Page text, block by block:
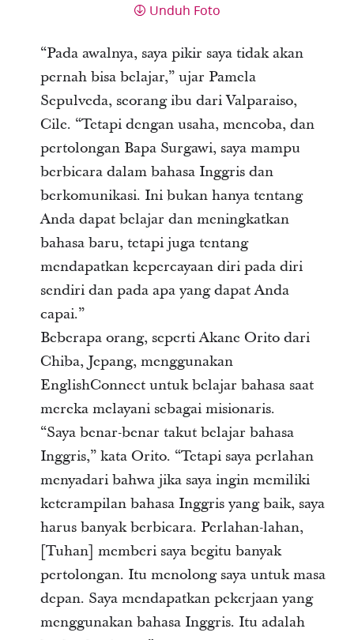
Unduh Foto
“Pada awalnya, saya pikir saya tidak akan
pernah bisa belajar,” ujar Pamela
Sepulveda, seorang ibu dari Valparaiso,
Cile. “Tetapi dengan usaha, mencoba, dan
pertolongan Bapa Surgawi, saya mampu
berbicara dalam bahasa Inggris dan
berkomunikasi. Ini bukan hanya tentang
Anda dapat belajar dan meningkatkan
bahasa baru, tetapi juga tentang
mendapatkan kepercayaan diri pada diri
sendiri dan pada apa yang dapat Anda
capai.”
Beberapa orang, seperti Akane Orito dari
Chiba, Jepang, menggunakan
EnglishConnect untuk belajar bahasa saat
mereka melayani sebagai misionaris.
“Saya benar-benar takut belajar bahasa
Inggris,” kata Orito. “Tetapi saya perlahan
menyadari bahwa jika saya ingin memiliki
keterampilan bahasa Inggris yang baik, saya
harus banyak berbicara. Perlahan-lahan,
[Tuhan] memberi saya begitu banyak
pertolongan. Itu menolong saya untuk masa
depan. Saya mendapatkan pekerjaan yang
menggunakan bahasa Inggris. Itu adalah